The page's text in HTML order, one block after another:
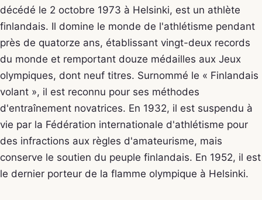
décédé le 2 octobre 1973 à Helsinki, est un athlète
finlandais. Il domine le monde de l'athlétisme pendant
près de quatorze ans, établissant vingt-deux records
du monde et remportant douze médailles aux Jeux
olympiques, dont neuf titres. Surnommé le « Finlandais
volant », il est reconnu pour ses méthodes
d'entraînement novatrices. En 1932, il est suspendu à
vie par la Fédération internationale d'athlétisme pour
des infractions aux règles d'amateurisme, mais
conserve le soutien du peuple finlandais. En 1952, il est
le dernier porteur de la flamme olympique à Helsinki.